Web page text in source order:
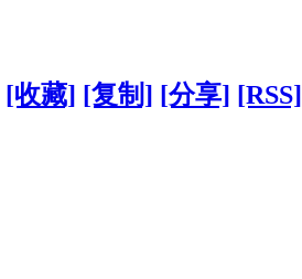
[收藏] [复制] [分享] [RSS]